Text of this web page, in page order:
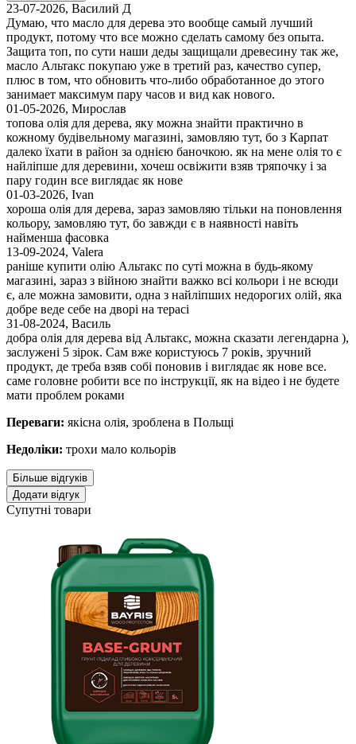
23-07-2026, Василий Д
Думаю, что масло для дерева это вообще самый лучший
продукт, потому что все можно сделать самому без опыта.
Защита топ, по сути наши деды защищали древесину так же,
масло Альтакс покупаю уже в третий раз, качество супер,
плюс в том, что обновить что-либо обработанное до этого
занимает максимум пару часов и вид как нового.
01-05-2026, Мирослав
топова олія для дерева, яку можна знайти практично в
кожному будівельному магазині, замовляю тут, бо з Карпат
далеко їхати в район за однією баночкою. як на мене олія то є
найліпше для деревини, хочеш освіжити взяв тряпочку і за
пару годин все виглядає як нове
01-03-2026, Ivan
хороша олія для дерева, зараз замовляю тільки на поновлення
кольору, замовляю тут, бо завжди є в наявності навіть
найменша фасовка
13-09-2024, Valera
раніше купити олію Альтакс по суті можна в будь-якому
магазині, зараз з війною знайти важко всі кольори і не всюди
є, але можна замовити, одна з найліпших недорогих олій, яка
добре веде себе на дворі на терасі
31-08-2024, Василь
добра олія для дерева від Альтакс, можна сказати легендарна ),
заслужені 5 зірок. Сам вже користуюсь 7 років, зручний
продукт, де треба взяв собі поновив і виглядає як нове все.
саме головне робити все по інструкції, як на відео і не будете
мати проблем роками
Переваги: якісна олія, зроблена в Польщі
Недоліки: трохи мало кольорів
Більше відгуків
Додати відгук
Супутні товари